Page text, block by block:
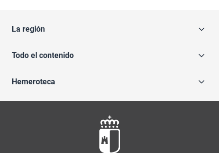
La región
Todo el contenido
Hemeroteca